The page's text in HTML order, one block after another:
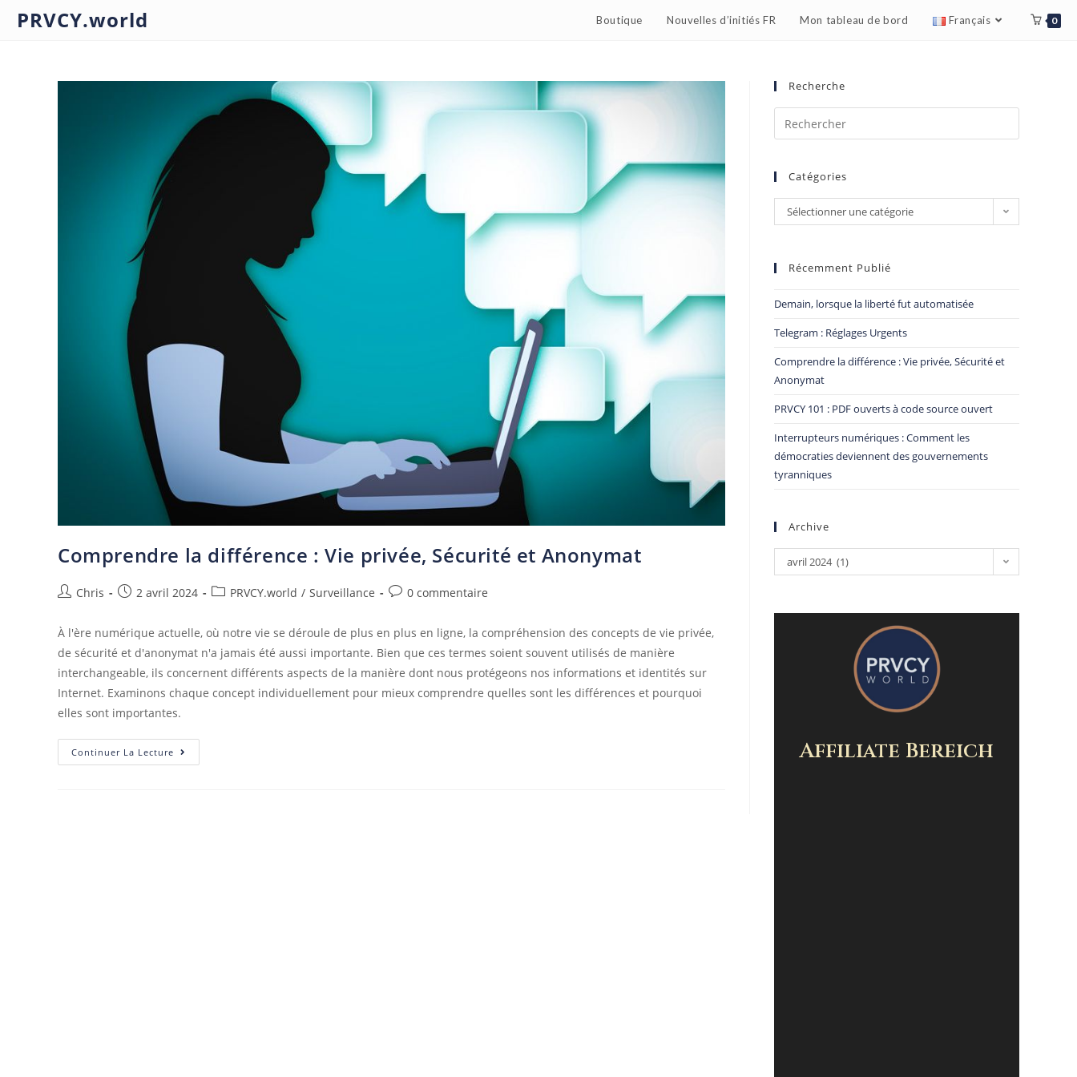
PRVCY.world Boutique Nouvelles d’initiés FR Mon tableau de bord Français 0
Comprendre la différence : Vie privée, Sécurité et Anonymat
Chris 2 avril 2024 PRVCY.world / Surveillance 0 commentaire
À l'ère numérique actuelle, où notre vie se déroule de plus en plus en ligne, la compréhension des concepts de vie privée,
de sécurité et d'anonymat n'a jamais été aussi importante. Bien que ces termes soient souvent utilisés de manière
interchangeable, ils concernent différents aspects de la manière dont nous protégeons nos informations et identités sur
Internet. Examinons chaque concept individuellement pour mieux comprendre quelles sont les différences et pourquoi
elles sont importantes.
Continuer La Lecture
Recherche
Catégories
Sélectionner une catégorie
Récemment Publié
Demain, lorsque la liberté fut automatisée
Telegram : Réglages Urgents
Comprendre la différence : Vie privée, Sécurité et
Anonymat
PRVCY 101 : PDF ouverts à code source ouvert
Interrupteurs numériques : Comment les
démocraties deviennent des gouvernements
tyranniques
Archive
avril 2024 (1)
Affiliate Bereich